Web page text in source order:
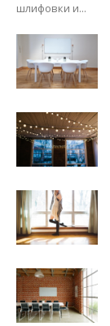
шлифовки и...